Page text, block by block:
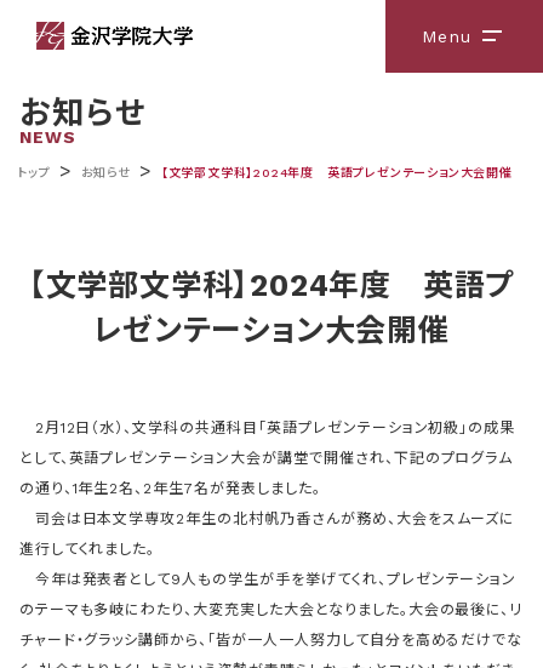
Menu メニ
お知らせ
NEWS
トップ > お知らせ > 【文学部文学科】2024年度 英語プレゼンテーション大会開催
【文学部文学科】2024年度 英語プ
レゼンテーション大会開催
2月12日（水）、文学科の共通科目「英語プレゼンテーション初級」の成果
として、英語プレゼンテーション大会が講堂で開催され、下記のプログラム
の通り、1年生2名、2年生7名が発表しました。
司会は日本文学専攻2年生の北村帆乃香さんが務め、大会をスムーズに
進行してくれました。
今年は発表者として9人もの学生が手を挙げてくれ、プレゼンテーション
のテーマも多岐にわたり、大変充実した大会となりました。大会の最後に、リ
チャード・グラッシ講師から、「皆が一人一人努力して自分を高めるだけでな